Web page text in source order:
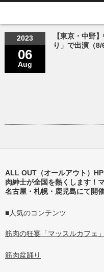
2023
06
Aug
【東京・中野
り」で出演（8/6
ALL OUT（オールアウト）
肉紳士が全国を熱くします！
名古屋・札幌・鹿児島にて開
■人気のコンテンツ
筋肉の狂宴「マッスルカフェ」
筋肉盆踊り